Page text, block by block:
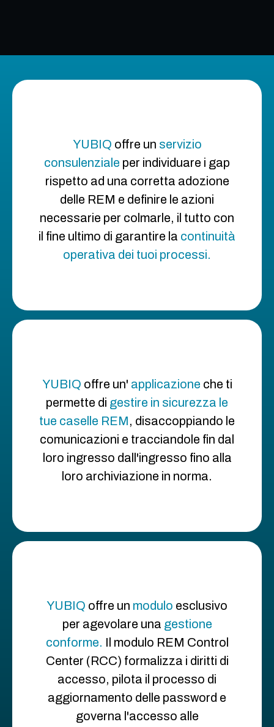
YUBIQ offre un servizio
consulenziale per individuare i gap
rispetto ad una corretta adozione
delle REM e definire le azioni
necessarie per colmarle, il tutto con
il fine ultimo di garantire la continuità
operativa dei tuoi processi.
YUBIQ offre un' applicazione che ti
permette di gestire in sicurezza le
tue caselle REM, disaccoppiando le
comunicazioni e tracciandole fin dal
loro ingresso dall'ingresso fino alla
loro archiviazione in norma.
YUBIQ offre un modulo esclusivo
per agevolare una gestione
conforme. Il modulo REM Control
Center (RCC) formalizza i diritti di
accesso, pilota il processo di
aggiornamento delle password e
governa l'accesso alle